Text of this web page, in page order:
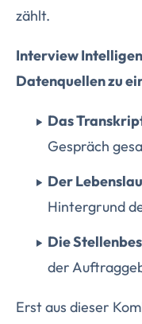
zählt.
Interview
Datenquellen zu
Das
Gespräch
Der
Hintergrund
Die
der
Erst aus dieser